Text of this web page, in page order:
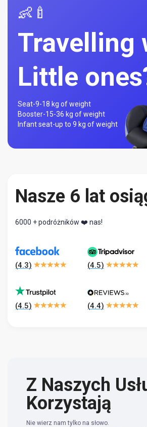
👶🍼
Travelling
Little
Seat-9-18 kg of weight
Booster-15-36 kg of weight
Infant seat-up to 9 kg of weight
Nasze 6 lat
6000 + podróżników ❤️ nas!
(4.3) (4.5)
(4.5) (4.4)
Z Naszych
Korzystają
Nie wierz nam tylko na słowo.